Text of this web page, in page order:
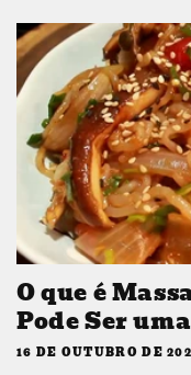
O que é
Pode Ser
16 DE OUTUBRO DE